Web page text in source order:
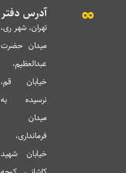
آدرس دفتر
تهران، شهر ری،
میدان حضرت
عبدالعظیم،
خیابان قم،
نرسیده به
میدان
فرمانداری،
خیابان شهید